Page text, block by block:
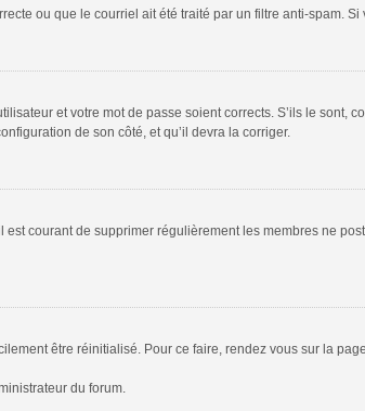
ou que le courriel ait été traité par un filtre anti-spam.
et votre mot de passe soient corrects. S’ils le sont,
de son côté, et qu’il devra la corriger.
est courant de supprimer régulièrement les membres ne
être réinitialisé. Pour ce faire, rendez vous sur la
du forum.